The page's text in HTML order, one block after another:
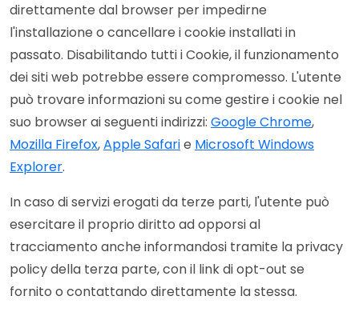
direttamente dal browser per impedirne
l'installazione o cancellare i cookie installati in
passato. Disabilitando tutti i Cookie, il funzionamento
dei siti web potrebbe essere compromesso. L'utente
può trovare informazioni su come gestire i cookie nel
suo browser ai seguenti indirizzi: Google Chrome,
Mozilla Firefox,Apple Safarie Microsoft Windows
Explorer.
In caso di servizi erogati da terze parti, l'utente può
esercitare il proprio diritto ad opporsi al
tracciamento anche informandosi tramite la privacy
policy della terza parte, con il link di opt-out se
fornito o contattando direttamente la stessa.